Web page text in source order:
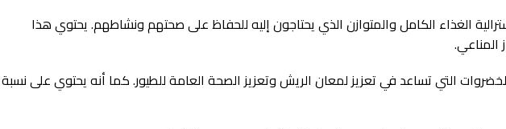
مميز وفريد يوفر لطيورك البراكيت الاسترالية الغذاء الكامل والمتوازن الذي يحتاجون إليه للحفاظ على صحتهم ونشاطهم. يحتوي هذا
المناعي.
التي تساعد في تعزيز لمعان الريش وتعزيز الصحة العامة للطيور. كما أنه يحتوي على نسبة